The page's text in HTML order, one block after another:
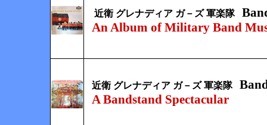
近衛 グレナディア ガ－ズ 軍楽隊
An Album of Military Band
近衛 グレナディア ガ－ズ 軍楽隊
A Bandstand Spectacular